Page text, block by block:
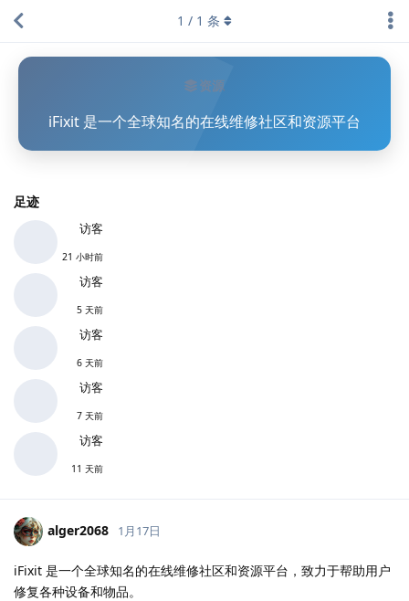
资源
iFixit 是一个全球知名的在线维修社区和资源平台
足迹
访客
21 小时前
访客
5 天前
访客
6 天前
访客
7 天前
访客
11 天前
1 / 1 条
alger2068 1月17日
iFixit 是一个全球知名的在线维修社区和资源平台，致力于帮助用户
修复各种设备和物品。